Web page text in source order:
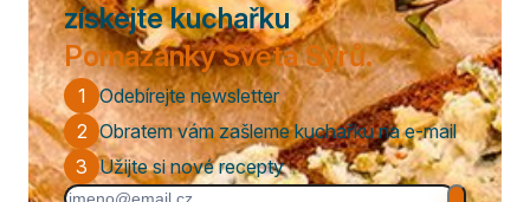
získejte kuchařku
Pomazánky Světa Sýrů.
1 Odebírejte newsletter
2 Obratem vám zašleme kuchařku na e-mail
3 Užijte si nové recepty